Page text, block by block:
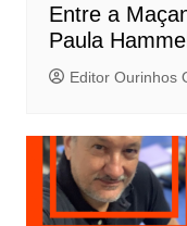
Entre a
Paula
Editor Ourinhos